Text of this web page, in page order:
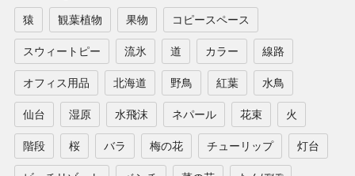
猿 観葉植物 果物 コピースペース
スウィートピー 流氷 道 カラー 線路
オフィス用品 北海道 野鳥 紅葉 水鳥
仙台 湿原 水飛沫 ネパール 花束 火
階段 桜 バラ 梅の花 チューリップ 灯台